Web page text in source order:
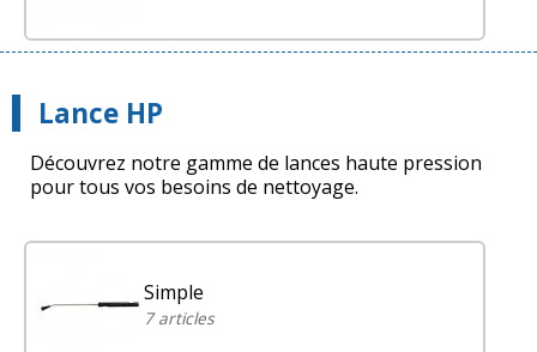
Lance HP
Découvrez notre gamme de lances haute pression
pour tous vos besoins de nettoyage.
Simple
7 articles